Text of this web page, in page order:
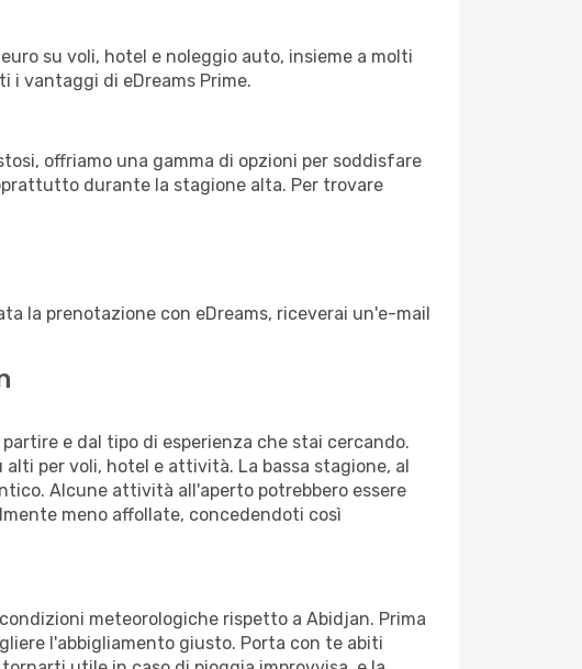
su voli, hotel e noleggio auto, insieme a molti
i vantaggi di eDreams Prime.
offriamo una gamma di opzioni per soddisfare
durante la stagione alta. Per trovare
la prenotazione con eDreams, riceverai un'e-mail
e dal tipo di esperienza che stai cercando.
per voli, hotel e attività. La bassa stagione, al
Alcune attività all'aperto potrebbero essere
meno affollate, concedendoti così
meteorologiche rispetto a Abidjan. Prima
l'abbigliamento giusto. Porta con te abiti